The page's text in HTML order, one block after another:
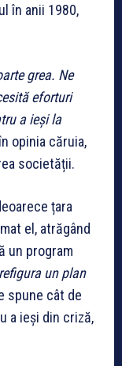
în anii 1980,
grea. Ne
eforturi
a ieși la
opinia căruia,
societății.
țara
el, atrăgând
un program
un plan
spune cât de
a ieși din criză,